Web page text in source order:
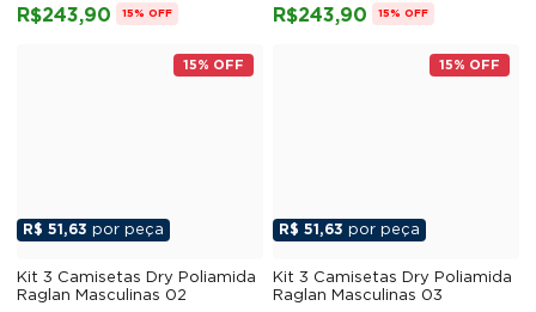
R$243,90 15% OFF R$243,90 15% OFF
15% OFF
R$ 51,63 por peça
Kit 3 Camisetas Dry Poliamida
Raglan Masculinas 02
15% OFF
R$ 51,63 por peça
Kit 3 Camisetas Dry Poliamida
Raglan Masculinas 03